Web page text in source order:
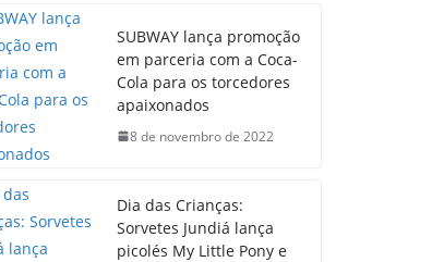
SUBWAY lança promoção
em parceria com a Coca-
Cola para os torcedores
apaixonados
8 de novembro de 2022
Dia das Crianças:
Sorvetes Jundiá lança
picolés My Little Pony e